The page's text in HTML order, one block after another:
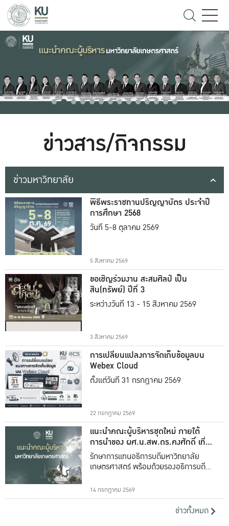
ข่าวสาร/กิจกรรม
ข่าวมหาวิทยาลัย
พิธีพระราชทานปริญญาบัตร ประจำปี
การศึกษา 2568
วันที่ 5-8 ตุลาคม 2569
5 สิงหาคม 2569
ขอเชิญร่วมงาน สะสมศิลป์ เป็น
สิน(ทรัพย์) ปีที่ 3
ระหว่างวันที่ 13 - 15 สิงหาคม 2569
3 สิงหาคม 2569
การเปลี่ยนแปลงการจัดเก็บข้อมูลบน
Webex Cloud
ตั้งแต่วันที่ 31 กรกฎาคม 2569
22 กรกฎาคม 2569
แนะนำคณะผู้บริหารชุดใหม่ ภายใต้
การนำของ ผศ.น.สพ.ดร.คงศักดิ์ เที่ยง
ธรรม
รักษาการแทนอธิการบดีมหาวิทยาลัย
เกษตรศาสตร์ พร้อมด้วยรองอธิการบดีทั้ง
14 กรกฎาคม 2569
ข่าวทั้งหมด